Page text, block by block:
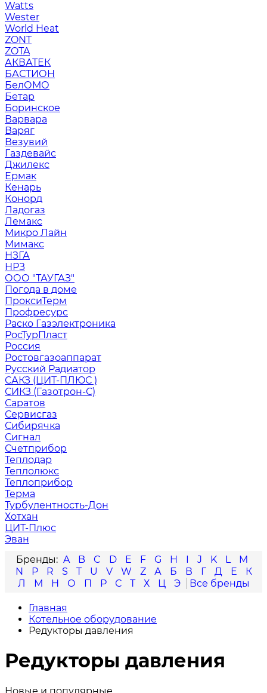
Watts
Wester
World Heat
ZONT
ZOTA
АКВАТЕК
БАСТИОН
БелОМО
Бетар
Боринское
Варвара
Варяг
Везувий
Газдевайс
Джилекс
Ермак
Кенарь
Конорд
Ладогаз
Лемакс
Микро Лайн
Мимакс
НЗГА
НРЗ
ООО "ТАУГАЗ"
Погода в доме
ПроксиТерм
Профресурс
Раско Газэлектроника
РосТурПласт
Россия
Ростовгазоаппарат
Русский Радиатор
САКЗ (ЦИТ-ПЛЮС )
СИКЗ (Газотрон-С)
Саратов
Сервисгаз
Сибирячка
Сигнал
Счетприбор
Теплодар
Теплолюкс
Теплоприбор
Терма
Турбулентность-Дон
Хотхан
ЦИТ-Плюс
Эван
A
B C D E F G H I J K L
M
N
P R S T U V W Z А Б В Г Д Е
К
Л
М Н О П Р С Т Х Ц Э
Главная
Котельное оборудование
Редукторы давления
Редукторы давления